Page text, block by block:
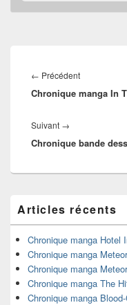
de
l’article
← PrécédentArticle
précédent :
Chronique manga In
Suivant →
suivant :
Chronique bande
principale
de
widget
pour
barre
latérale
Articles récents
Chronique manga Hotel
Chronique manga
Chronique manga
Chronique manga The
Chronique manga